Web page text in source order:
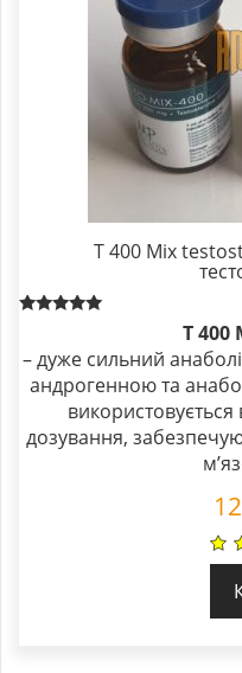
T 400 Mix
out of 5
T 400
– дуже сильний
андрогенною та
дозування,